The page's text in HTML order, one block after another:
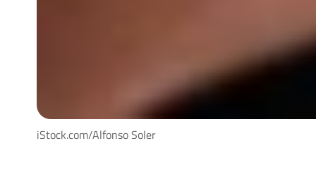
iStock.com/Alfonso Soler